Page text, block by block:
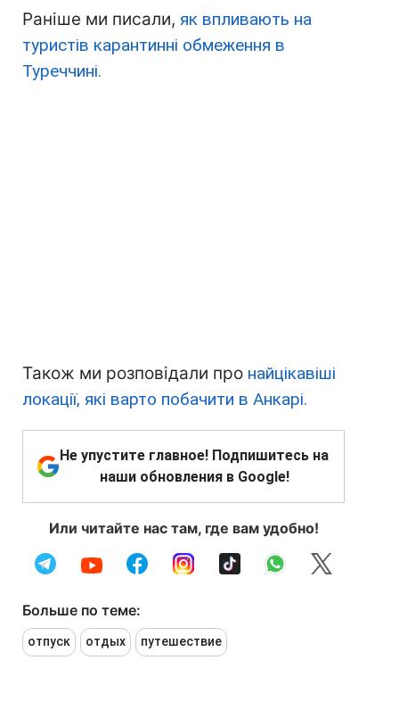
Раніше ми писали, як впливають на
туристів карантинні обмеження в
Туреччині.
Також ми розповідали про найцікавіші
локації, які варто побачити в Анкарі.
Не упустите главное! Подпишитесь на
наши обновления в Google!
Или читайте нас там, где вам удобно!
Больше по теме:
отпуск отдых путешествие